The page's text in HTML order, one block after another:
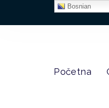
Početna
Bosnian